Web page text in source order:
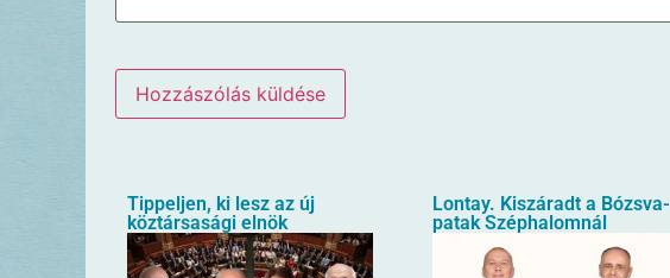
Tippeljen, ki lesz az új
köztársasági elnök
Lontay. Kiszáradt a Bózsva-
patak Széphalomnál